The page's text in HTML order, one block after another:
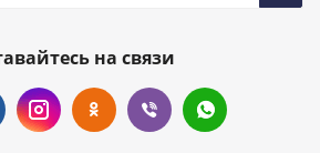
на связи